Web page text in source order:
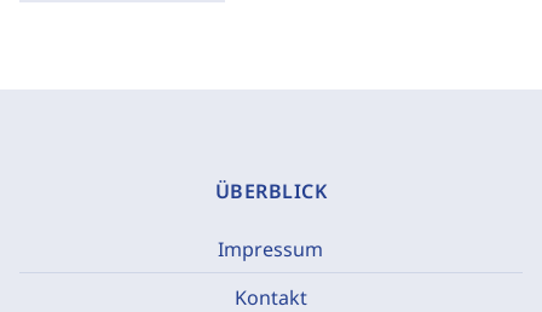
ÜBERBLICK
Impressum
Kontakt